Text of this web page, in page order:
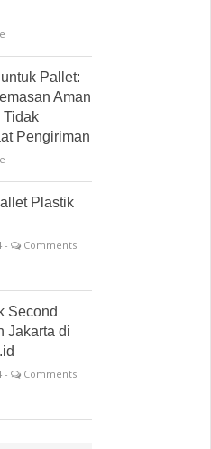
Pallet:
Aman
Tidak
Pengiriman
Plastik
-
Comments
Second
Jakarta di
-
Comments